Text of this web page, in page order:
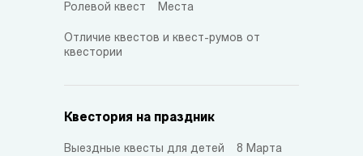
Ролевой квест Места
Отличие квестов и квест-румов от
квестории
Квестория на праздник
Выездные квесты для детей 8 Марта